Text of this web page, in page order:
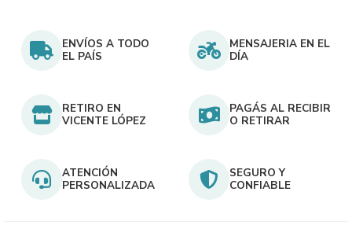
ENVÍOS A TODO
EL PAÍS
MENSAJERIA EN EL
DÍA
RETIRO EN
VICENTE LÓPEZ
PAGÁS AL RECIBIR
O RETIRAR
ATENCIÓN
PERSONALIZADA
SEGURO Y
CONFIABLE